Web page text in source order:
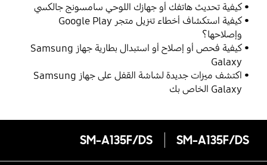
كيفية تحديث هاتفك أو جهازك اللوحي سامسونج جالكسي
كيفية استكشاف أخطاء تنزيل متجر Google Play
وإصلاحها؟
كيفية فحص أو إصلاح أو استبدال بطارية جهاز Samsung
Galaxy
اكتشف ميزات جديدة لشاشة القفل على جهاز Samsung
Galaxy الخاص بك
SM-A135F/DS
SM-A135F/DS